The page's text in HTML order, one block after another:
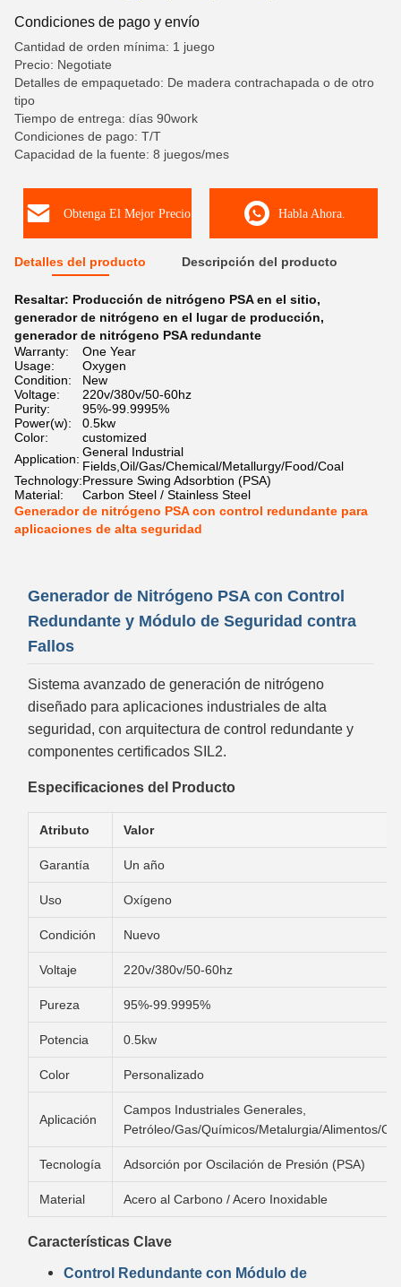
Condiciones de pago y envío
Cantidad de orden mínima: 1 juego
Precio: Negotiate
Detalles de empaquetado: De madera contrachapada o de otro
tipo
Tiempo de entrega: días 90work
Condiciones de pago: T/T
Capacidad de la fuente: 8 juegos/mes
Obtenga El Mejor Precio Habla Ahora.
Detalles del producto Descripción del producto
Resaltar: Producción de nitrógeno PSA en el sitio,
generador de nitrógeno en el lugar de producción,
generador de nitrógeno PSA redundante
Warranty:
One Year
Usage:
Oxygen
Condition:
New
Voltage:
220v/380v/50-60hz
Purity:
95%-99.9995%
Power(w):
0.5kw
Color:
customized
Application: General Industrial
Fields,Oil/Gas/Chemical/Metallurgy/Food/Coal
Technology:Pressure Swing Adsorbtion (PSA)
Material:
Carbon Steel / Stainless Steel
Generador de nitrógeno PSA con control redundante para
aplicaciones de alta seguridad
Generador de Nitrógeno PSA con Control
Redundante y Módulo de Seguridad contra
Fallos
Sistema avanzado de generación de nitrógeno
diseñado para aplicaciones industriales de alta
seguridad, con arquitectura de control redundante y
componentes certificados SIL2.
Especificaciones del Producto
Atributo Valor
Garantía Un año
Uso Oxígeno
Condición Nuevo
Voltaje 220v/380v/50-60hz
Pureza 95%-99.9995%
Potencia 0.5kw
Color Personalizado
Aplicación
Campos Industriales Generales,
Petróleo/Gas/Químicos/Metalurgia/Alimentos/
Tecnología Adsorción por Oscilación de Presión (PSA)
Material Acero al Carbono / Acero Inoxidable
Características Clave
Control Redundante con Módulo de